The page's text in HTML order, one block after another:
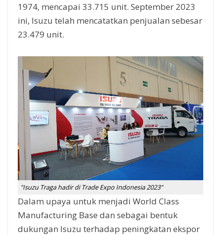
1974, mencapai 33.715 unit. September 2023
ini, Isuzu telah mencatatkan penjualan sebesar
23.479 unit.
"Isuzu Traga hadir di Trade Expo Indonesia 2023"
Dalam upaya untuk menjadi World Class
Manufacturing Base dan sebagai bentuk
dukungan Isuzu terhadap peningkatan ekspor